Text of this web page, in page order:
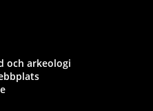
och arkeologi